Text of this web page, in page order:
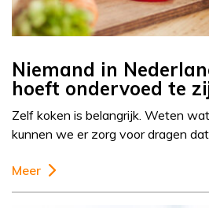
Niemand in
hoeft ondervoed te
Zelf koken is belangrijk. Weten
kunnen we er zorg voor dragen
Meer